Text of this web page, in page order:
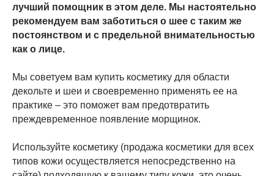
лучший помощник в этом деле. Мы настоятельно
рекомендуем вам заботиться о шее с таким же
постоянством и с предельной внимательностью
как о лице.
Мы советуем вам купить косметику для области
декольте и шеи и своевременно применять ее на
практике – это поможет вам предотвратить
преждевременное появление морщинок.
Используйте косметику (продажа косметики для всех
типов кожи осуществляется непосредственно на